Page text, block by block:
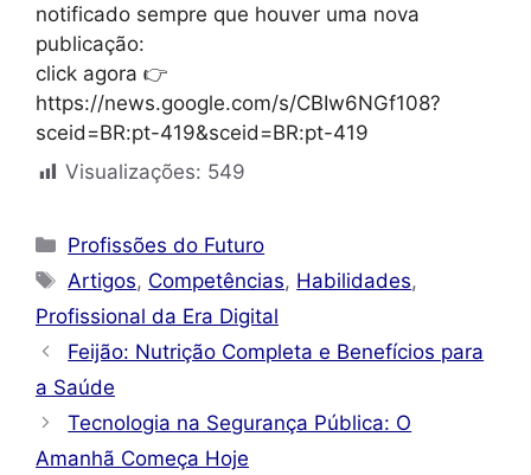
notificado sempre que houver uma nova
publicação:
click agora 👉
https://news.google.com/s/CBIw6NGf108?
sceid=BR:pt-419&sceid=BR:pt-419
Visualizações: 549
Categorias
Profissões do Futuro
Tags
Artigos, Competências, Habilidades,
Profissional da Era Digital
Feijão: Nutrição Completa e Benefícios para
a Saúde
Tecnologia na Segurança Pública: O
Amanhã Começa Hoje